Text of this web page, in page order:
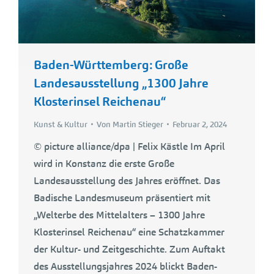
Baden-Württemberg: Große
Landesausstellung „1300 Jahre
Klosterinsel Reichenau“
Kunst & Kultur Von Martin Stieger Februar 2, 2024
© picture alliance/dpa | Felix Kästle Im April
wird in Konstanz die erste Große
Landesausstellung des Jahres eröffnet. Das
Badische Landesmuseum präsentiert mit
„Welterbe des Mittelalters – 1300 Jahre
Klosterinsel Reichenau“ eine Schatzkammer
der Kultur- und Zeitgeschichte. Zum Auftakt
des Ausstellungsjahres 2024 blickt Baden-